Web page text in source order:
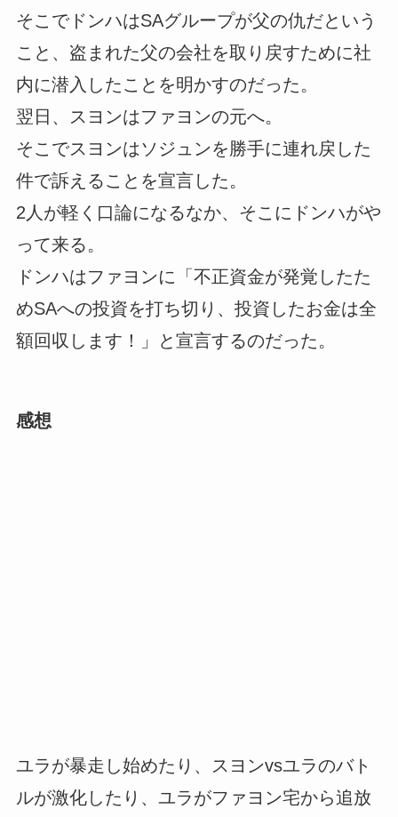
そこでドンハはSAグループが父の仇だという
こと、盗まれた父の会社を取り戻すために社
内に潜入したことを明かすのだった。
翌日、スヨンはファヨンの元へ。
そこでスヨンはソジュンを勝手に連れ戻した
件で訴えることを宣言した。
2人が軽く口論になるなか、そこにドンハがや
って来る。
ドンハはファヨンに「不正資金が発覚したた
めSAへの投資を打ち切り、投資したお金は全
額回収します！」と宣言するのだった。
感想
ユラが暴走し始めたり、スヨンvsユラのバト
ルが激化したり、ユラがファヨン宅から追放